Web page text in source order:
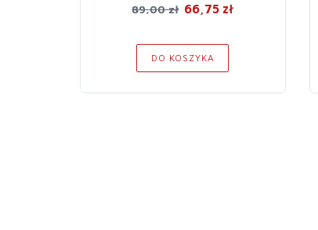
89,00 zł 66,75 zł
DO KOSZYKA